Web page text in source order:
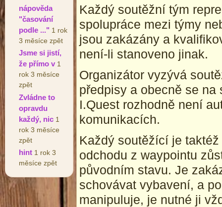
nápověda
"časování
podle ..." 1 rok
3 měsíce zpět
Jsme si jistí,
že přímo v 1
rok 3 měsíce
zpět
Zvládne to
opravdu
každý, nic 1
rok 3 měsíce
zpět
hint 1 rok 3
měsíce zpět
Každý soutěžní tým
spolupráce mezi týmy
jsou zakázány a
není-li stanoveno jinak.
Organizátor vyzývá
předpisy a obecně se
I.Quest rozhodně není
komunikacích.
Každý soutěžící je
odchodu z waypointu
původním stavu. Je
schovávat vybavení, a
manipuluje, je nutné ji